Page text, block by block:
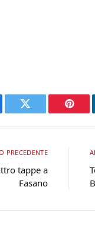
Twitter
PRECEDENTE
tappe a
Fasano